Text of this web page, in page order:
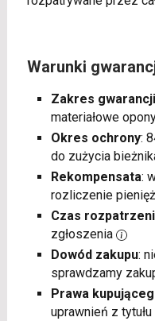
Warunki
Zakres gwarancji
materiałowe
Okres ochrony:
do zużycia
Rekompensata:
rozliczenie
Czas
zgłoszenia
Dowód zakupu:
sprawdzamy
Prawa
uprawnień z tytułu